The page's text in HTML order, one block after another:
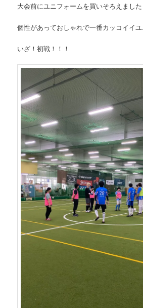
大会前にユニフォームを買いそろえました
個性があっておしゃれで一番カッコイイ
いざ！初戦！！！